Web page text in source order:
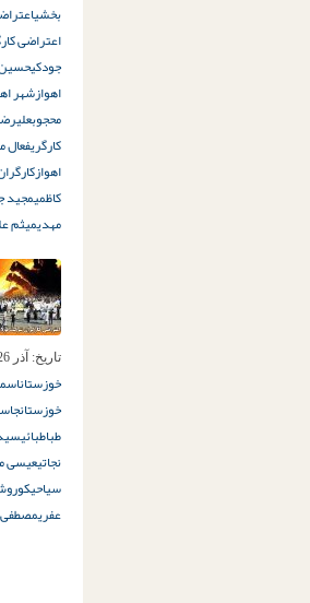
بخشی
اعتراضی
جودکیحسین
اهوازشهر
محجوب
کارگریفعال
اهواز
کاظمیمجید
مهدیمیثم
تاریخ: آذر 26ام, 1397
خوزستان
خوزستان
طباطبائی
نجاتیعیسی
سیاحی
عفریمصطفی